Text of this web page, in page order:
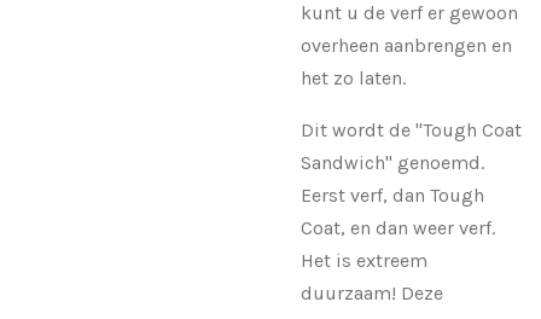
kunt u de verf er gewoon
overheen aanbrengen en
het zo laten.
Dit wordt de "Tough Coat
Sandwich" genoemd.
Eerst verf, dan Tough
Coat, en dan weer verf.
Het is extreem
duurzaam! Deze